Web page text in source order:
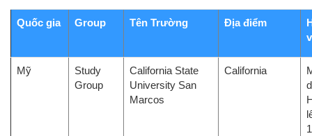
Quốc gia Group Tên Trường Địa điểm
Mỹ
Study
Group
California State
University San
Marcos
California